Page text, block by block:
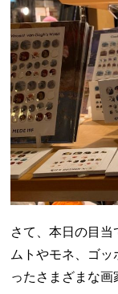
さて、本日の目当
ムトやモネ、ゴ
ったさまざまな画